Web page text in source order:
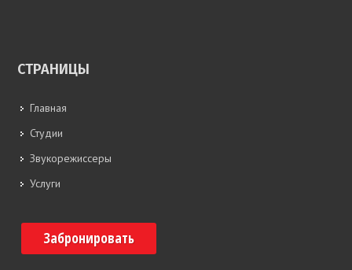
СТРАНИЦЫ
Главная
Студии
Звукорежиссеры
Услуги
Забронировать